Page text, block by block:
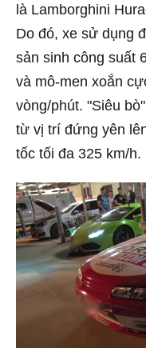
là Lamborghini
Do đó, xe sử dụng
sản sinh công suất
và mô-men xoắn
vòng/phút. "Siêu
từ vị trí đứng yên
tốc tối đa 325 km/h.